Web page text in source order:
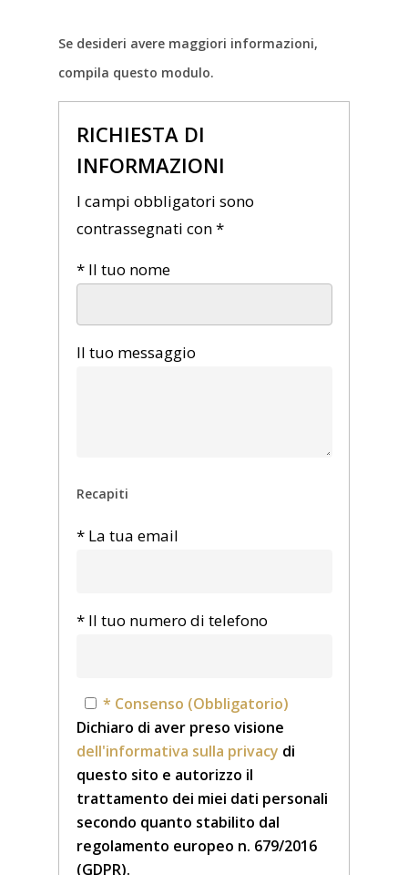
Se desideri avere maggiori informazioni,
compila questo modulo.
RICHIESTA DI
INFORMAZIONI
I campi obbligatori sono
contrassegnati con *
* Il tuo nome
Il tuo messaggio
Recapiti
* La tua email
* Il tuo numero di telefono
* Consenso (Obbligatorio)
Dichiaro di aver preso visione
dell'informativa sulla privacy di
questo sito e autorizzo il
trattamento dei miei dati personali
secondo quanto stabilito dal
regolamento europeo n. 679/2016
(GDPR).